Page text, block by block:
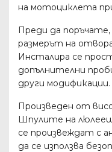
на мотоциклета
Преди да
размерът на
Инсталира се
допълнителни
други модификации.
Произведен от
Шпулите на
се произвеждат с
да се използва